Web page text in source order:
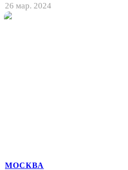
26 мар. 2024
МОСКВА